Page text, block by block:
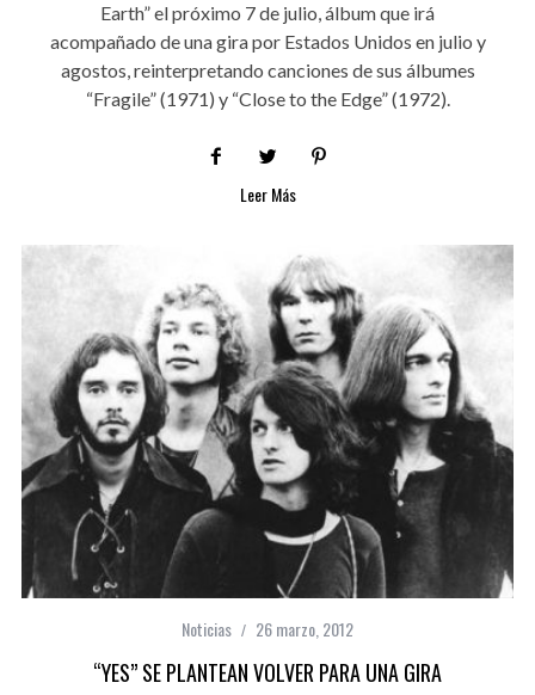
Earth” el próximo 7 de julio, álbum que irá
acompañado de una gira por Estados Unidos en julio y
agostos, reinterpretando canciones de sus álbumes
“Fragile” (1971) y “Close to the Edge” (1972).
Leer Más
Noticias 26 marzo, 2012
“YES” SE PLANTEAN VOLVER PARA UNA GIRA